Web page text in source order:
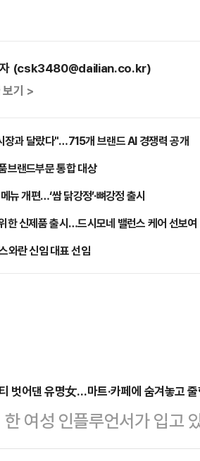
자 (csk3480@dailian.co.kr)
기 >
장과 달랐다"…715개 브랜드 AI 경쟁력 공개
브랜드부문 통합 대상
뉴 개편…‘쌈 닭강정’·뼈강정 출시
한 신제품 출시…드시모네 밸런스 케어 선보여
와란 신임 대표 선임
벗어댄 유명女…마트·카페에 숨겨놓고
여성 인플루언서가 입고
영상을 공개해 현지 주